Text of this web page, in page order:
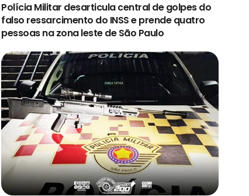
Polícia Militar desarticula central de golpes do
falso ressarcimento do INSS e prende quatro
pessoas na zona leste de São Paulo